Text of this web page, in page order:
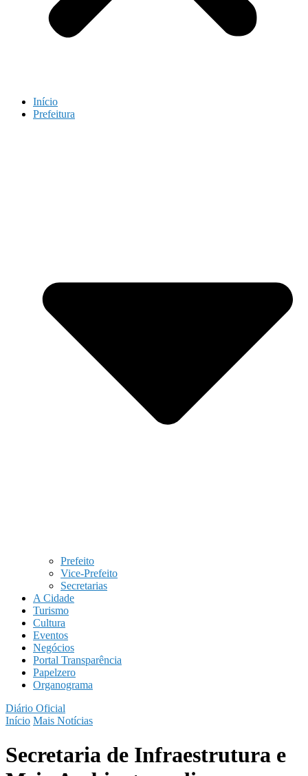
Início
Prefeitura
Prefeito
Vice-Prefeito
Secretarias
A Cidade
Turismo
Cultura
Eventos
Negócios
Portal Transparência
Papelzero
Organograma
Diário Oficial
Início Mais Notícias
Secretaria de Infraestrutura e